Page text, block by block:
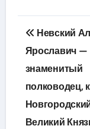
по
записям
Невский
Ярославич —
знаменитый
полководец,
Великий